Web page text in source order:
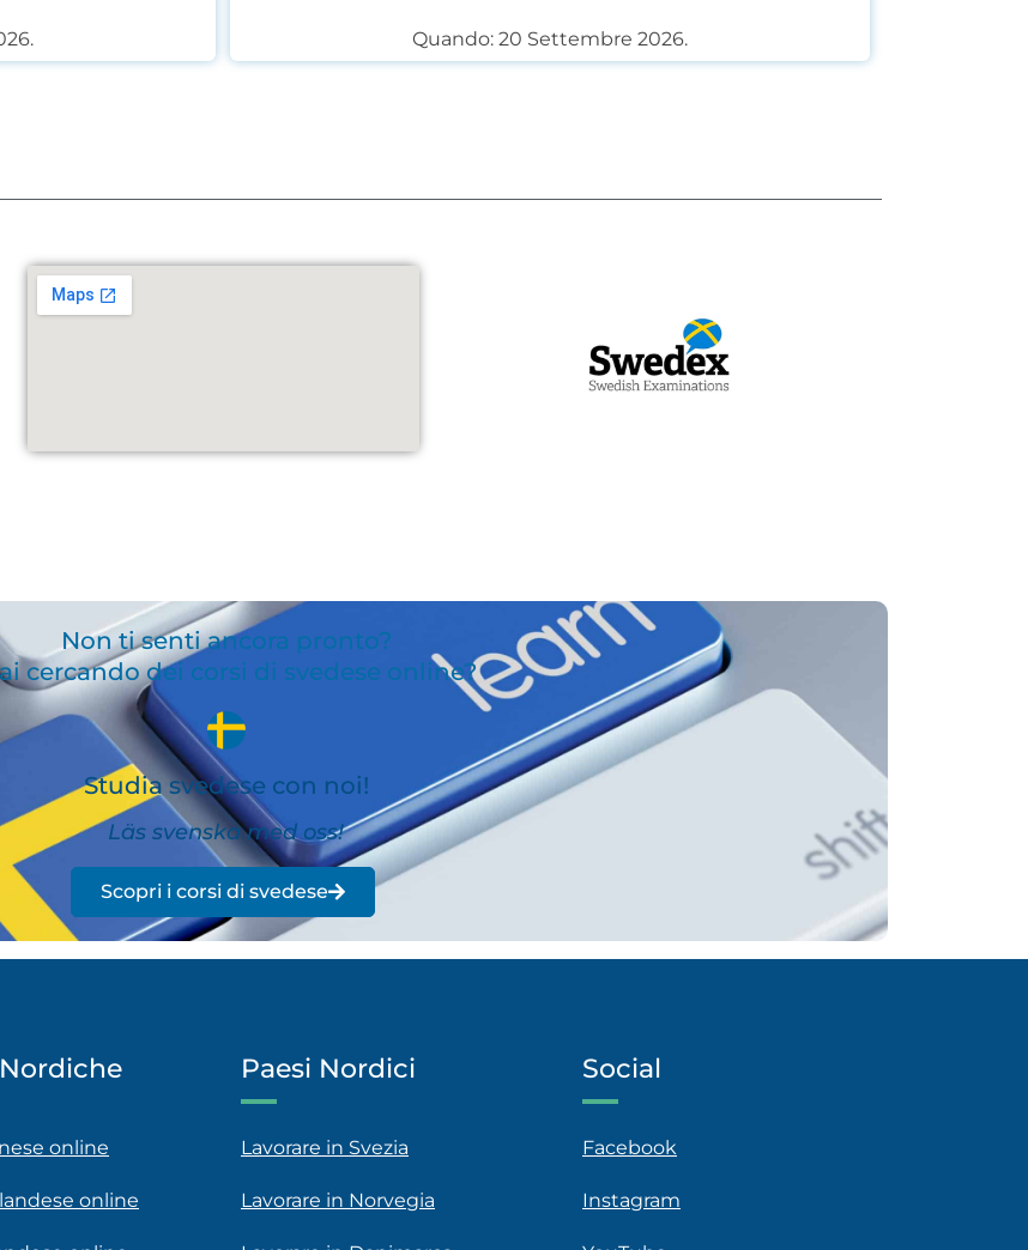
Quando: 20 Settembre 2026.
Non ti senti ancora pronto?
cercando dei corsi di svedese online?
Studia svedese con noi!
Läs svenska med oss!
Scopri i corsi di svedese
online
online
Paesi Nordici
Lavorare in Svezia
Lavorare in Norvegia
Social
Facebook
Instagram